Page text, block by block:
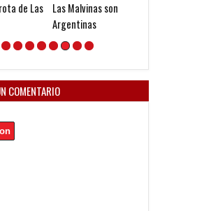
de Las
Las Malvinas son
Argentinas
COMENTARIO